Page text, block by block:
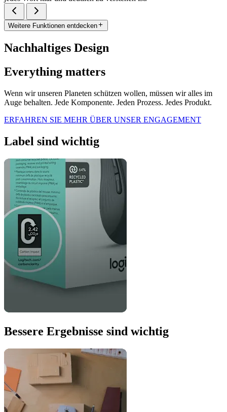
Weitere Funktionen entdecken
Nachhaltiges Design
Everything matters
Wenn wir unseren Planeten schützen wollen, müssen wir alles im
Auge behalten. Jede Komponente. Jeden Prozess. Jedes Produkt.
ERFAHREN SIE MEHR ÜBER UNSER ENGAGEMENT
Label sind wichtig
Bessere Ergebnisse sind wichtig